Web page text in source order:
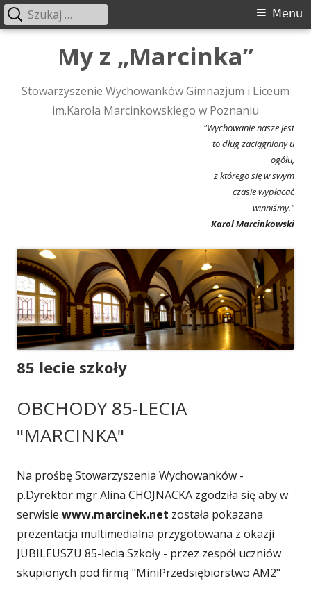
My z „Marcinka”
Stowarzyszenie Wychowanków Gimnazjum i Liceum
im.Karola Marcinkowskiego w Poznaniu
"Wychowanie nasze jest
to dług zaciągniony u
ogółu,
z którego się w swym
czasie wypłacać
winniśmy."
Karol Marcinkowski
Menu
główne
Menu
Szukaj:
85 lecie szkoły
OBCHODY 85-LECIA
"MARCINKA"
Na prośbę Stowarzyszenia Wychowanków -
p.Dyrektor mgr Alina CHOJNACKA zgodziła się aby w
serwisie www.marcinek.net została pokazana
prezentacja multimedialna przygotowana z okazji
JUBILEUSZU 85-lecia Szkoły - przez zespół uczniów
skupionych pod firmą "MiniPrzedsiębiorstwo AM2"